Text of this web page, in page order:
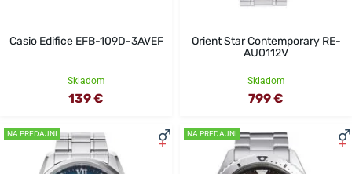
Casio Edifice EFB-109D-3AVEF
Skladom
139 €
Orient Star Contemporary RE-
AU0112V
Skladom
799 €
NA PREDAJNI NA PREDAJNI